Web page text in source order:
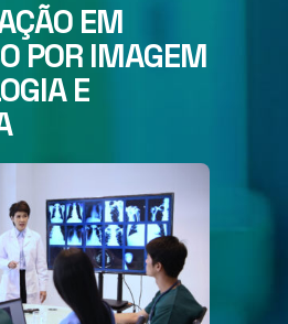
EM
POR IMAGEM
E